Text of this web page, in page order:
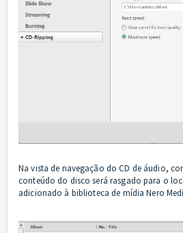
Na vista de navegação do CD de áudio,
conteúdo do disco será rasgado para o
adicionado à biblioteca de mídia Nero